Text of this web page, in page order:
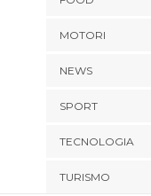
MOTORI
NEWS
SPORT
TECNOLOGIA
TURISMO